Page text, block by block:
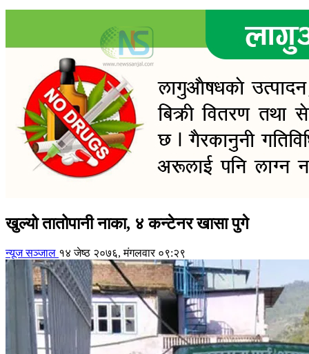
खुल्यो तातोपानी नाका, ४ कन्टेनर खासा पुगे
न्यूज सञ्जाल १४ जेष्ठ २०७६, मंगलवार ०९:२९